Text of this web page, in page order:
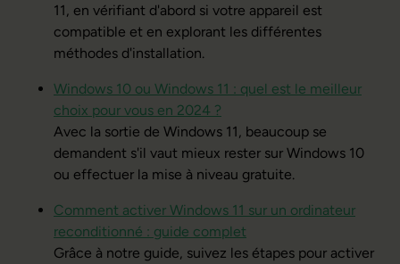
11, en vérifiant d'abord si votre appareil est
compatible et en explorant les différentes
méthodes d'installation.
Windows 10 ou Windows 11 : quel est le meilleur
choix pour vous en 2024 ?
Avec la sortie de Windows 11, beaucoup se
demandent s'il vaut mieux rester sur Windows 10
ou effectuer la mise à niveau gratuite.
Comment activer Windows 11 sur un ordinateur
reconditionné : guide complet
Grâce à notre guide, suivez les étapes pour activer